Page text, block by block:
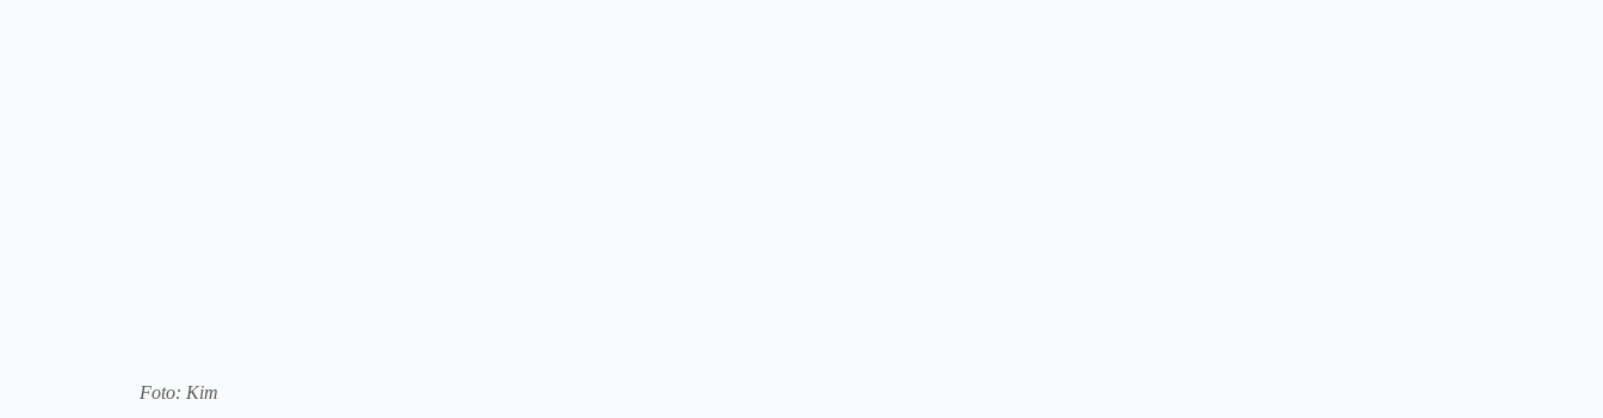
Foto: Kim